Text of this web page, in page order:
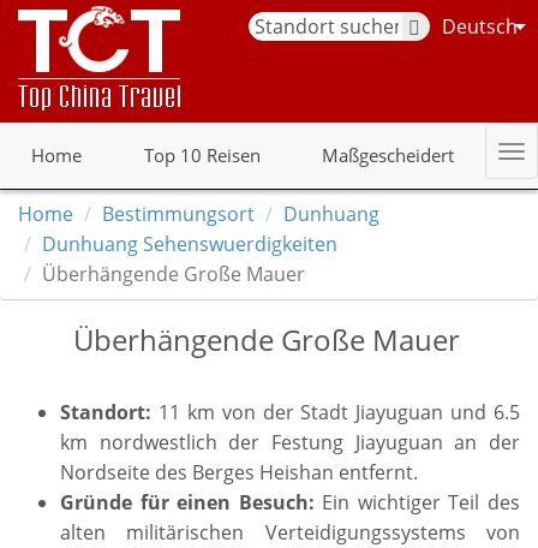
Deutsch
Home Top 10 Reisen Maßgescheidert
Home Bestimmungsort
Dunhuang
Dunhuang Sehenswuerdigkeiten
Überhängende Große Mauer
Überhängende Große Mauer
Standort: 11 km von der Stadt Jiayuguan und 6.5
km nordwestlich der Festung Jiayuguan an der
Nordseite des Berges Heishan entfernt.
Gründe für einen Besuch: Ein wichtiger Teil des
alten militärischen Verteidigungssystems von